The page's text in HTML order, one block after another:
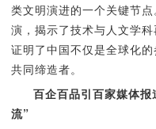
类文明演进的一个关键节
演，揭示了技术与人文学
证明了中国不仅是全球化
共同缔造者。
百企百品引百家媒体
流”